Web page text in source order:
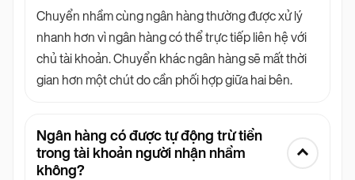
Chuyển nhầm cùng ngân hàng thường được xử lý
nhanh hơn vì ngân hàng có thể trực tiếp liên hệ với
chủ tài khoản. Chuyển khác ngân hàng sẽ mất thời
gian hơn một chút do cần phối hợp giữa hai bên.
Ngân hàng có được tự động trừ tiền
trong tài khoản người nhận nhầm
không?